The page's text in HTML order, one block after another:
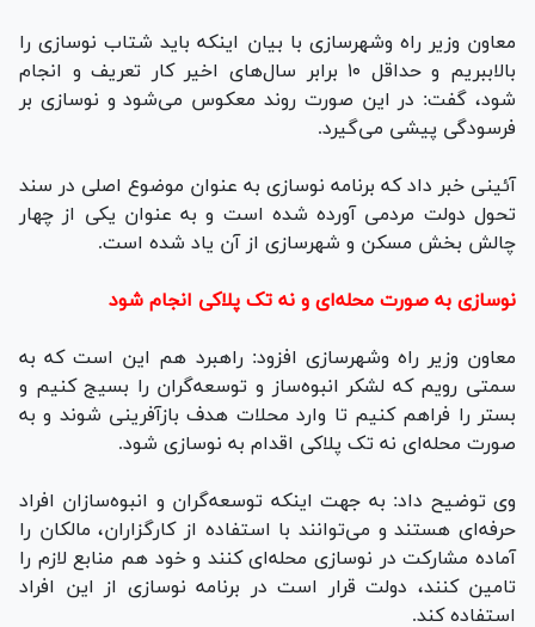
معاون وزیر راه وشهرسازی با بیان اینکه باید شتاب نوسازی را
بالاببریم و حداقل ۱۰ برابر سال‌های اخیر کار تعریف و انجام
شود، گفت: در این صورت روند معکوس می‌شود و نوسازی بر
فرسودگی پیشی می‌گیرد.
آئینی خبر داد که برنامه نوسازی به عنوان موضوع اصلی در سند
تحول دولت مردمی آورده شده است و به عنوان یکی از چهار
چالش بخش مسکن و شهرسازی از آن یاد شده است.
نوسازی به صورت محله‌ای و نه تک پلاکی انجام شود
معاون وزیر راه وشهرسازی افزود: راهبرد هم این است که به
سمتی رویم که لشکر انبوه‌ساز و توسعه‌گران را بسیج کنیم و
بستر را فراهم کنیم تا وارد محلات هدف بازآفرینی شوند و به
صورت محله‌ای نه تک پلاکی اقدام به نوسازی شود.
وی توضیح داد: به جهت اینکه توسعه‌گران و انبوه‌سازان افراد
حرفه‌ای هستند و می‌توانند با استفاده از کارگزاران، مالکان را
آماده مشارکت در نوسازی محله‌ای کنند و خود هم منابع لازم را
تامین کنند، دولت قرار است در برنامه نوسازی از این افراد
استفاده کند.